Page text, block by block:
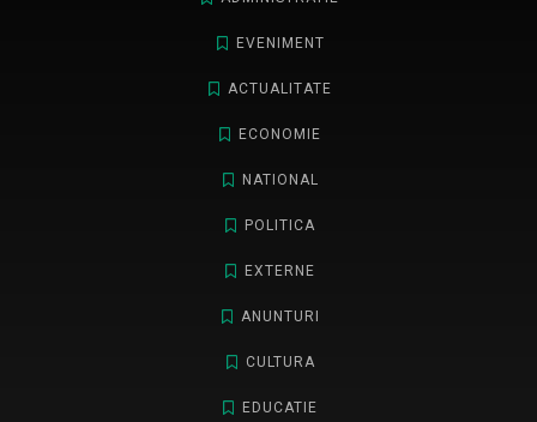
EVENIMENT
ACTUALITATE
ECONOMIE
NATIONAL
POLITICA
EXTERNE
ANUNTURI
CULTURA
EDUCATIE